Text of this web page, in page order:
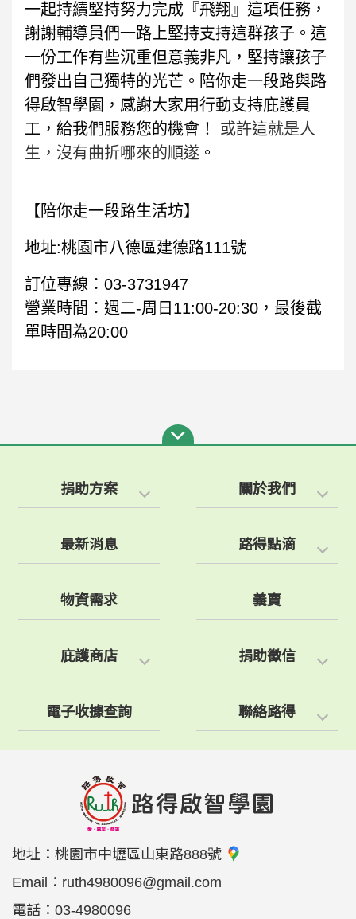
一起持續堅持努力完成『飛翔』這項任務，
謝謝輔導員們一路上堅持支持這群孩子 。 這
一份工作有些沉重但意義非凡，堅持讓孩子
們發出自己獨特的光芒 。 陪你走一段路與路
得啟智學園，感謝大家用行動支持庇護員
工，給我們服務您的機會！
或許這就是人
生，沒有曲折哪來的順遂 。
【陪你走一段路生活坊】
地址:桃園市八德區建德路111號
訂位專線：03-3731947
營業時間：週二-周日11:00-20:30，最後截
單時間為20:00
捐助方案 關於我們
最新消息 路得點滴
物資需求 義賣
庇護商店 捐助徵信
電子收據查詢 聯絡路得
地址： 桃園市中壢區山東路888號
Email： ruth4980096@gmail.com
電話： 03-4980096